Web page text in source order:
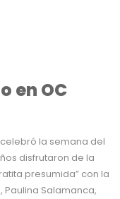
en OC
la semana del
disfrutaron de la
presumida” con la
Salamanca,